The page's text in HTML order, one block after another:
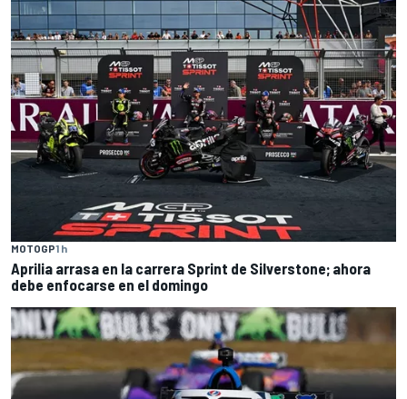
MOTOGP1 h
Aprilia arrasa en la carrera Sprint de Silverstone; ahora
debe enfocarse en el domingo